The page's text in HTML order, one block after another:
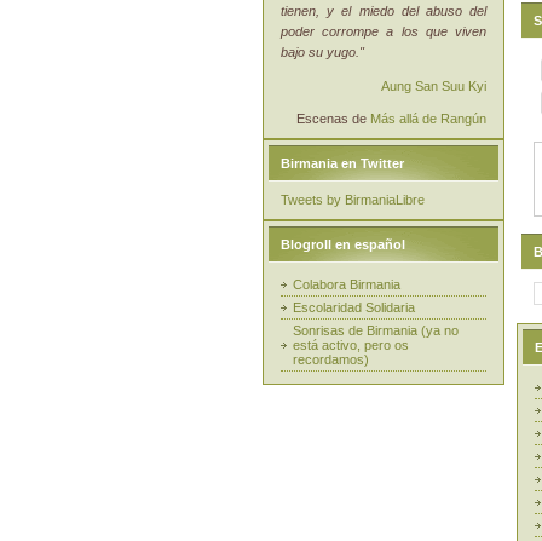
tienen, y el miedo del abuso del
poder corrompe a los que viven
bajo su yugo."
Aung San Suu Kyi
Escenas de Más allá de Rangún
Birmania en Twitter
Tweets by BirmaniaLibre
Blogroll en español
Colabora Birmania
Escolaridad Solidaria
Sonrisas de Birmania (ya no
está activo, pero os
recordamos)